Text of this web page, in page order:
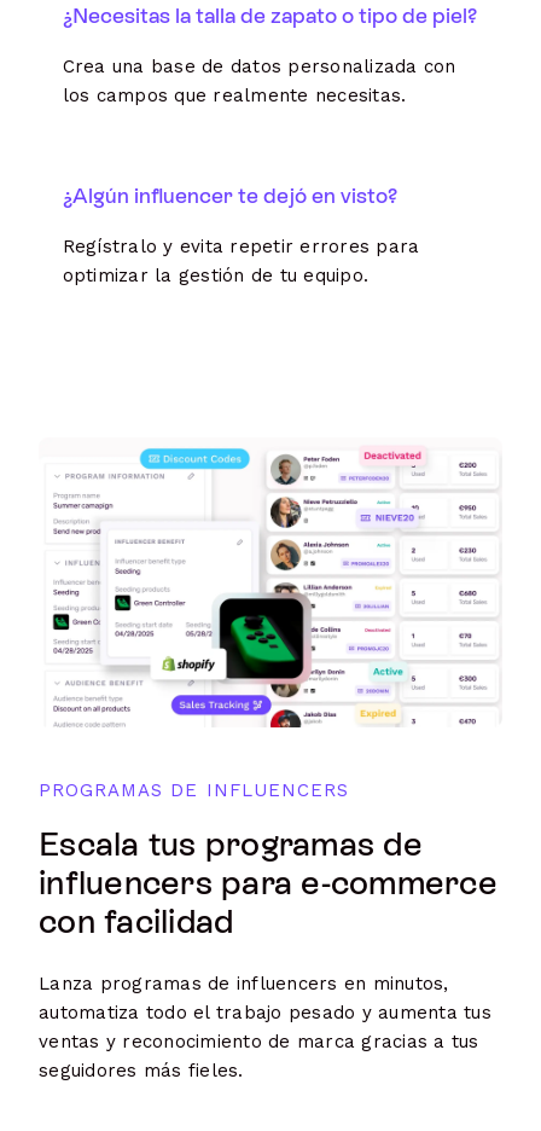
¿Necesitas la talla de zapato o tipo de piel?
Crea una base de datos personalizada con
los campos que realmente necesitas.
¿Algún influencer te dejó en visto?
Regístralo y evita repetir errores para
optimizar la gestión de tu equipo.
PROGRAMAS DE INFLUENCERS
Escala tus programas de
influencers para e-commerce
con facilidad
Lanza programas de influencers en minutos,
automatiza todo el trabajo pesado y aumenta tus
ventas y reconocimiento de marca gracias a tus
seguidores más fieles.